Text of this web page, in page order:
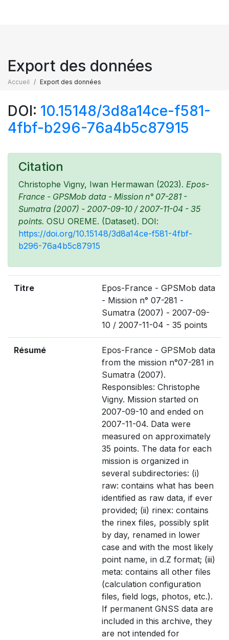
Export des données
Accueil Export des données
DOI: 10.15148/3d8a14ce-f581-
4fbf-b296-76a4b5c87915
Citation
Christophe Vigny, Iwan Hermawan (2023). Epos-
France - GPSMob data - Mission n° 07-281 -
Sumatra (2007) - 2007-09-10 / 2007-11-04 - 35
points. OSU OREME. (Dataset). DOI:
https://doi.org/10.15148/3d8a14ce-f581-4fbf-
b296-76a4b5c87915
Titre
Epos-France - GPSMob data
- Mission n° 07-281 -
Sumatra (2007) - 2007-09-
10 / 2007-11-04 - 35 points
Résumé
Epos-France - GPSMob data
from the mission n°07-281 in
Sumatra (2007).
Responsibles: Christophe
Vigny. Mission started on
2007-09-10 and ended on
2007-11-04. Data were
measured on approximately
35 points. The data for each
mission is organized in
several subdirectories: (i)
raw: contains what has been
identified as raw data, if ever
provided; (ii) rinex: contains
the rinex files, possibly split
by day, renamed in lower
case and with the most likely
point name, in d.Z format; (iii)
meta: contains all other files
(calculation configuration
files, field logs, photos, etc.).
If permanent GNSS data are
included in this archive, they
are not intended for